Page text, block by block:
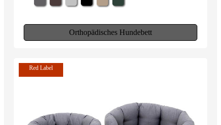
Orthopädisches Hundebett
Red Label